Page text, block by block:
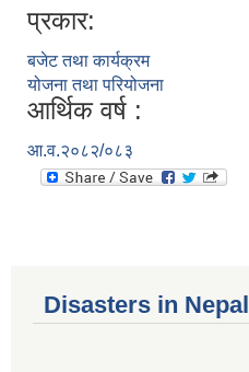
प्रकार:
बजेट तथा कार्यक्रम
योजना तथा परियोजना
आर्थिक वर्ष :
आ.व.२०८२/०८३
Disasters in Nepal